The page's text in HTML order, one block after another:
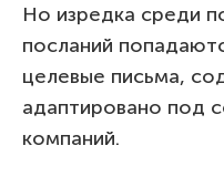
Но изредка среди
посланий
целевые письма,
адаптировано под
компаний.